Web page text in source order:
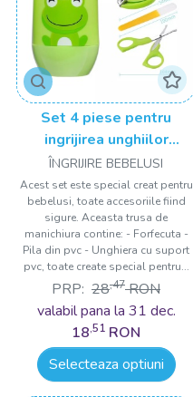
Set 4 piese pentru
ingrijirea unghiilor
bebelusului Drool
ÎNGRIJIRE BEBELUSI
Acest set este special creat pentru
bebelusi, toate accesoriile fiind
sigure. Aceasta trusa de
manichiura contine: - Forfecuta -
Pila din pvc - Unghiera cu suport
pvc, toate create special pentru...
PRP: 28,47 RON
valabil pana la 31 dec.
18,51 RON
Selecteaza optiuni